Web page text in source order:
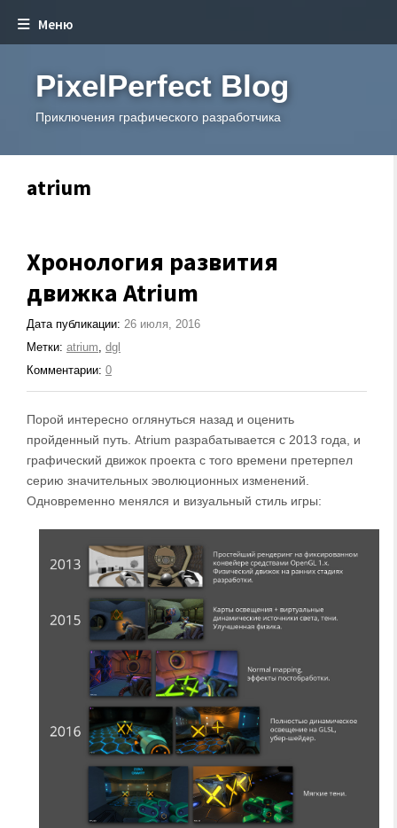
Меню
PixelPerfect Blog
Приключения графического разработчика
atrium
Хронология развития
движка Atrium
Дата публикации: 26 июля, 2016
Метки: atrium, dgl
Комментарии: 0
Порой интересно оглянуться назад и оценить
пройденный путь. Atrium разрабатывается с 2013 года, и
графический движок проекта с того времени претерпел
серию значительных эволюционных изменений.
Одновременно менялся и визуальный стиль игры: